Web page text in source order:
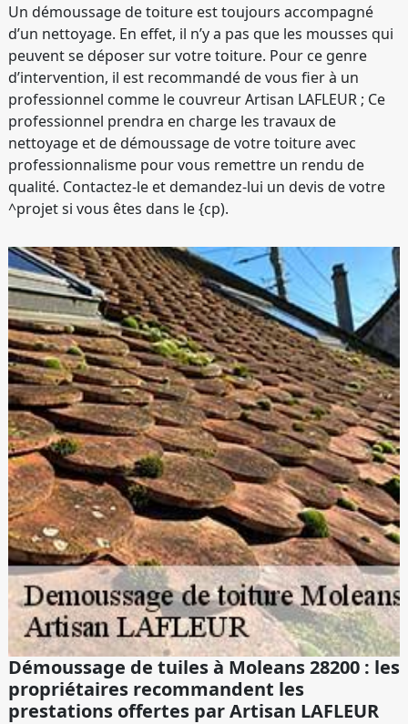
Un démoussage de toiture est toujours accompagné
d’un nettoyage. En effet, il n’y a pas que les mousses qui
peuvent se déposer sur votre toiture. Pour ce genre
d’intervention, il est recommandé de vous fier à un
professionnel comme le couvreur Artisan LAFLEUR ; Ce
professionnel prendra en charge les travaux de
nettoyage et de démoussage de votre toiture avec
professionnalisme pour vous remettre un rendu de
qualité. Contactez-le et demandez-lui un devis de votre
^projet si vous êtes dans le {cp).
Démoussage de tuiles à Moleans 28200 : les
propriétaires recommandent les
prestations offertes par Artisan LAFLEUR